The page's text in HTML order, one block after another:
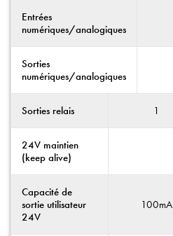
Entrées
numériques/analogiques
Sorties
numériques/analogiques
Sorties relais 1
24V maintien
(keep alive)
Capacité de
sortie utilisateur
24V
100mA